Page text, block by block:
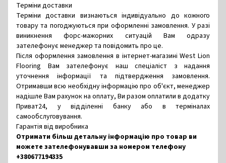
Терміни доставки
Терміни доставки визнаються індивідуально до кожного
товару та погоджуються при оформленні замовлення. У разі
виникнення форс-мажорних ситуацій Вам одразу
зателефонує менеджер та повідомить про це.
Після оформлення замовлення в інтернет-магазині West Lion
Flooring Вам зателефонує наш спеціаліст з надання
уточнення інформації та підтвердження замовлення.
Отримавши всю необхідну інформацію про об'єкт, менеджер
надішле Вам рахунок на оплату, Ви разом оплатили в додатку
Приват24, у відділенні банку або в терміналах
самообслуговування.
Гарантія від виробника
Отримати більш детальну інформацію про товар ви
можете зателефонувавши за номером телефону
+380677194335